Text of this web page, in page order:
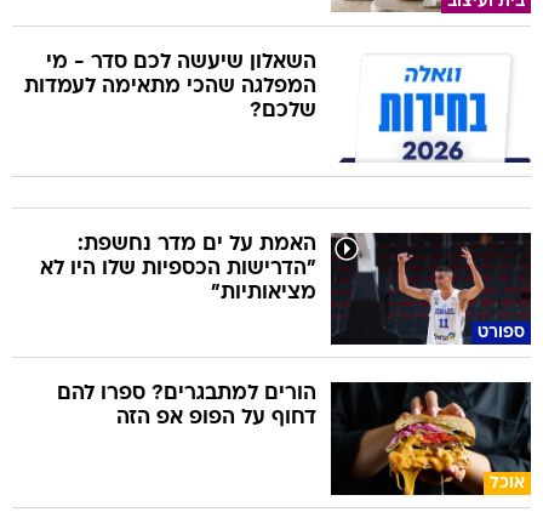
השאלון שיעשה לכם סדר - מי
המפלגה שהכי מתאימה לעמדות
שלכם?
ספורט
האמת על ים מדר נחשפת:
"הדרישות הכספיות שלו היו לא
מציאותיות"
אוכל
הורים למתבגרים? ספרו להם
דחוף על הפופ אפ הזה